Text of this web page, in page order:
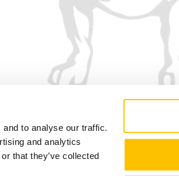
to analyse our traffic.
and analytics
that they’ve collected